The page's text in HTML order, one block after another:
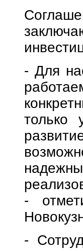
- Для
только
-
-